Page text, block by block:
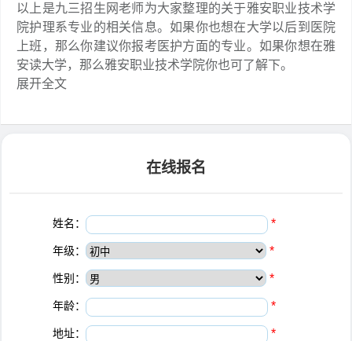
以上是九三招生网老师为大家整理的关于雅安职业技术学
院护理系专业的相关信息。如果你也想在大学以后到医院
上班，那么你建议你报考医护方面的专业。如果你想在雅
安读大学，那么雅安职业技术学院你也可了解下。
展开全文
在线报名
姓名： *
年级： *
性别： *
年龄： *
地址： *